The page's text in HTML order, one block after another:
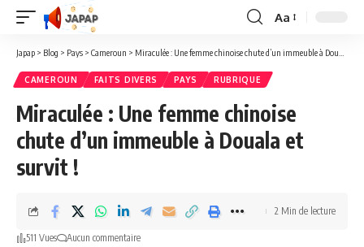
Redimensionner
la
Aa
Japap > Blog > Pays > Cameroun > Miraculée : Une femme chinoise chute d’un immeuble à Douala et survit !
CAMEROUN FAITS DIVERS PAYS RUBRIQUE
Miraculée : Une femme chinoise
chute d’un immeuble à Douala et
survit !
511 Vues Aucun commentaire
2 Min de lecture